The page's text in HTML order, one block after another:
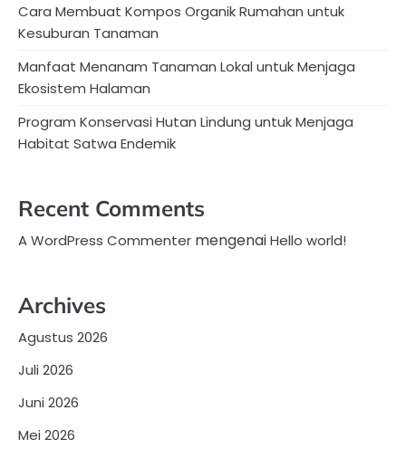
Cara Membuat Kompos Organik Rumahan untuk
Kesuburan Tanaman
Manfaat Menanam Tanaman Lokal untuk Menjaga
Ekosistem Halaman
Program Konservasi Hutan Lindung untuk Menjaga
Habitat Satwa Endemik
Recent Comments
A WordPress Commenter mengenaiHello world!
Archives
Agustus 2026
Juli 2026
Juni 2026
Mei 2026